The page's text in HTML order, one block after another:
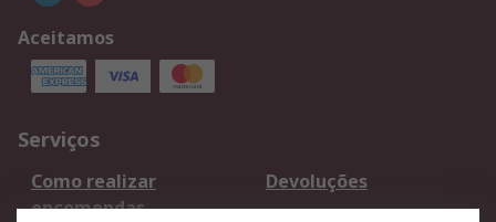
Aceitamos
Serviços
Como realizar
encomendas
Devoluções